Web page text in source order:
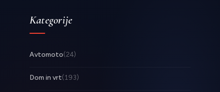
Kategorije
Avtomoto(24)
Dom in vrt(193)